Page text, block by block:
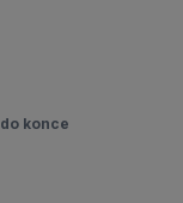
konce